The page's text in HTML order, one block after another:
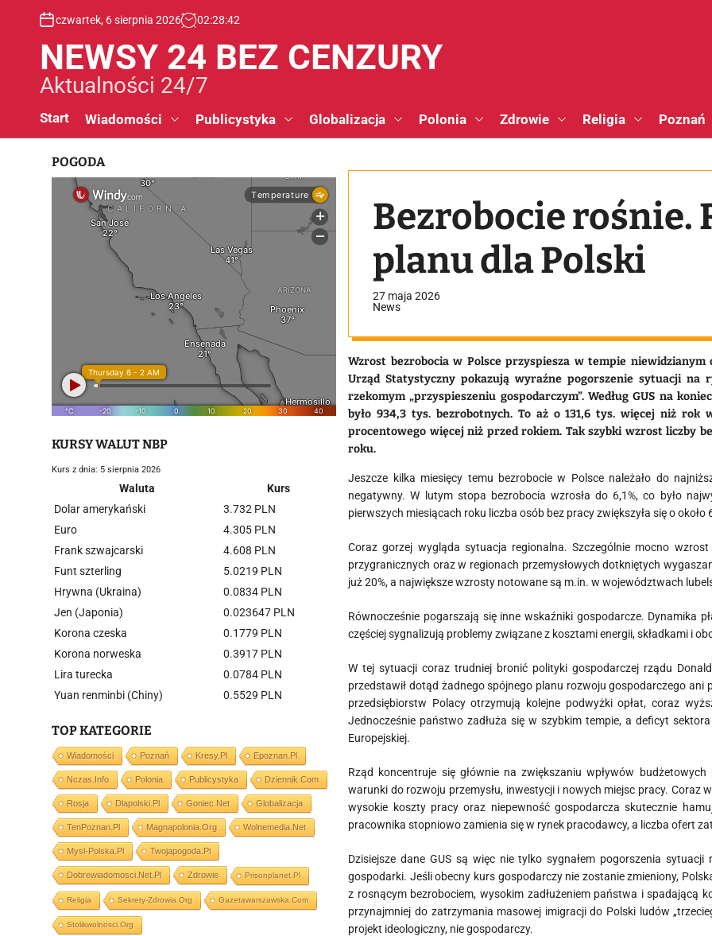
czwartek, 6 sierpnia 2026 02:28:43
NEWSY 24 BEZ CENZURY
Aktualności 24/7
Start Wiadomości Publicystyka Globalizacja Polonia Zdrowie Religia Poznań
Bezrobocie rośnie.
planu dla Polski
27 maja 2026
News
Wzrost bezrobocia w Polsce przyspiesza w tempie niewidzianym
Urząd Statystyczny pokazują wyraźne pogorszenie sytuacji
rzekomym „przyspieszeniu gospodarczym”. Według GUS na
było 934,3 tys. bezrobotnych. To aż o 131,6 tys. więcej niż rok
procentowego więcej niż przed rokiem. Tak szybki wzrost liczby
roku.
Jeszcze kilka miesięcy temu bezrobocie w Polsce należało do
negatywny. W lutym stopa bezrobocia wzrosła do 6,1%, co było
pierwszych miesiącach roku liczba osób bez pracy zwiększyła się o około
Coraz gorzej wygląda sytuacja regionalna. Szczególnie mocno
przygranicznych oraz w regionach przemysłowych dotkniętych
już 20%, a największe wzrosty notowane są m.in. w województwach
Równocześnie pogarszają się inne wskaźniki gospodarcze. Dynamika
częściej sygnalizują problemy związane z kosztami energii, składkami i
W tej sytuacji coraz trudniej bronić polityki gospodarczej rządu
przedstawił dotąd żadnego spójnego planu rozwoju gospodarczego
przedsiębiorstw Polacy otrzymują kolejne podwyżki opłat, coraz
Jednocześnie państwo zadłuża się w szybkim tempie, a deficyt
Europejskiej.
Rząd koncentruje się głównie na zwiększaniu wpływów
warunki do rozwoju przemysłu, inwestycji i nowych miejsc pracy. Coraz
wysokie koszty pracy oraz niepewność gospodarcza skutecznie
pracownika stopniowo zamienia się w rynek pracodawcy, a liczba ofert
Dzisiejsze dane GUS są więc nie tylko sygnałem pogorszenia
gospodarki. Jeśli obecny kurs gospodarczy nie zostanie zmieniony,
z rosnącym bezrobociem, wysokim zadłużeniem państwa i spadającą
przynajmniej do zatrzymania masowej imigracji do Polski ludów
projekt ideologiczny, nie gospodarczy.
POGODA
KURSY WALUT NBP
Kurs z dnia: 5 sierpnia 2026
Waluta
Kurs
Dolar amerykański
3.732 PLN
Euro
4.305 PLN
Frank szwajcarski
4.608 PLN
Funt szterling
5.0219 PLN
Hrywna (Ukraina)
0.0834 PLN
Jen (Japonia)
0.023647 PLN
Korona czeska
0.1779 PLN
Korona norweska
0.3917 PLN
Lira turecka
0.0784 PLN
Yuan renminbi (Chiny)
0.5529 PLN
TOP KATEGORIE
Wiadomości Poznań Kresy.pl Epoznan.pl
Nczas.info Polonia Publicystyka Dziennik.com
Rosja Dlapolski.pl Goniec.net Globalizacja
TenPoznan.pl Magnapolonia.org Wolnemedia.net
Mysl-Polska.pl Twojapogoda.pl
Dobrewiadomosci.net.pl Zdrowie Prisonplanet.pl
Religia Sekrety-Zdrowia.org Gazetawarszawska.com
Stolikwolnosci.org